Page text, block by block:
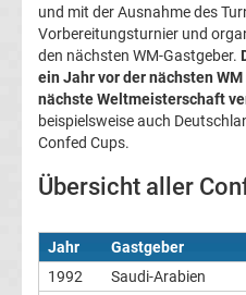
FIFA-
Präsidenten
Alle
Welttrainer
und mit der Ausnahme des
Vorbereitungsturnier und
den nächsten WM-Gastgeber.
ein Jahr vor der nächsten
nächste Weltmeisterschaft
beispielsweise auch
Confed Cups.
Übersicht aller
Jahr Gastgeber
1992
Saudi-Arabien